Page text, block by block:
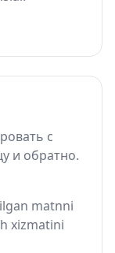
с
и обратно.
matnni
xizmatini